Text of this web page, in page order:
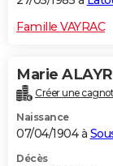
Famille VAYRAC
Marie
Créer une
Naissance
07/04/1904 à
Décès